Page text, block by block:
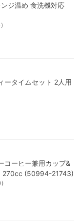
ジ温め 食洗機対応
ータイムセット 2人用
コーヒー兼用カップ&
270cc (50994-21743)